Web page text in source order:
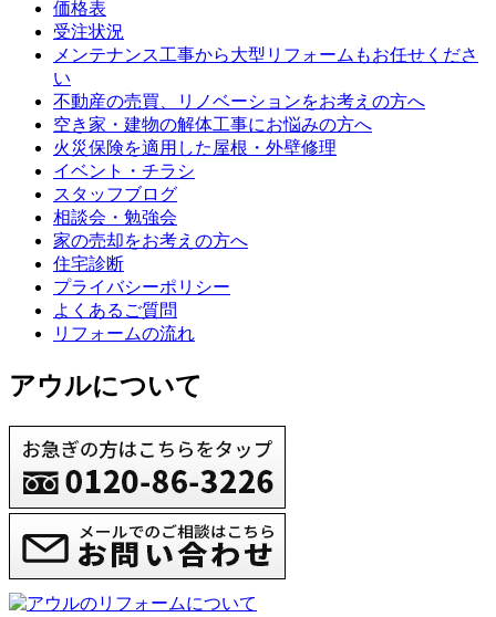
価格表
受注状況
メンテナンス工事から大型リフォームもお任せくださ
い
不動産の売買、リノベーションをお考えの方へ
空き家・建物の解体工事にお悩みの方へ
火災保険を適用した屋根・外壁修理
イベント・チラシ
スタッフブログ
相談会・勉強会
家の売却をお考えの方へ
住宅診断
プライバシーポリシー
よくあるご質問
リフォームの流れ
アウルについて